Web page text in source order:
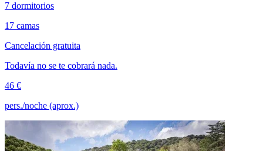
7 dormitorios
17 camas
Cancelación gratuita
Todavía no se te cobrará nada.
46 €
pers./noche (aprox.)